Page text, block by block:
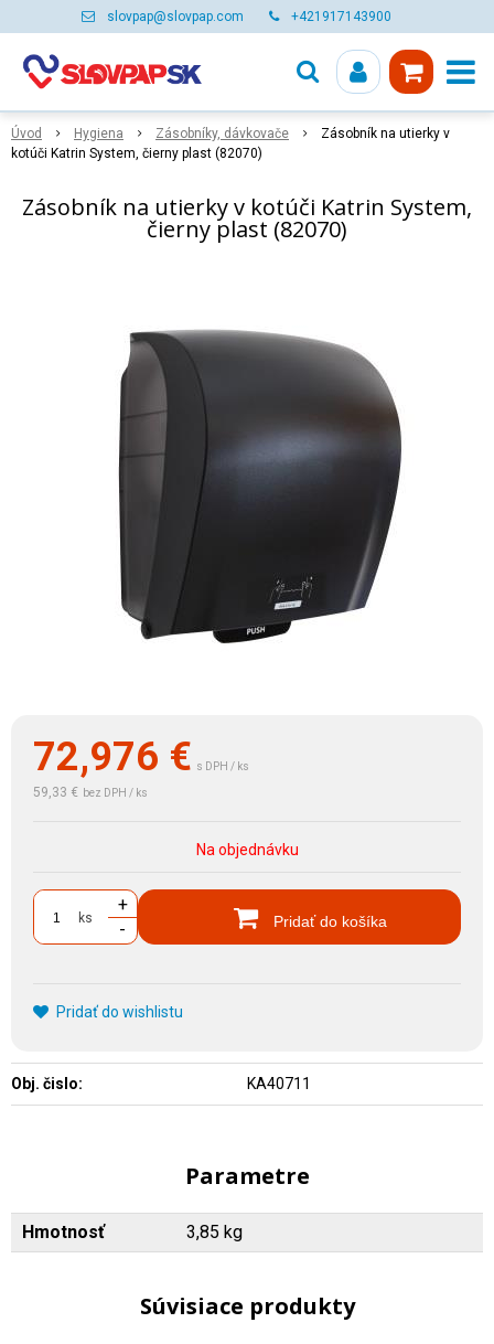
slovpap@slovpap.com +421917143900
Úvod Hygiena Zásobníky, dávkovače
Zásobník na utierky v
kotúči Katrin System, čierny plast (82070)
Zásobník na utierky v kotúči Katrin System,
čierny plast (82070)
72,976 € s DPH / ks
59,33 € bez DPH / ks
Na objednávku
ks
+
-
Pridať do košíka
Pridať do wishlistu
Obj. čislo: KA40711
Parametre
Hmotnosť 3,85 kg
Súvisiace produkty